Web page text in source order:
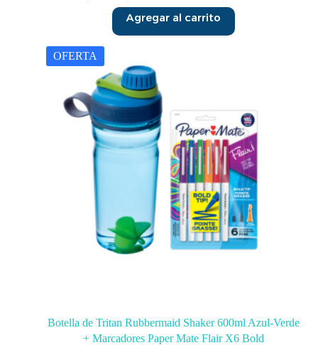
Agregar al carrito
OFERTA
Botella de Tritan Rubbermaid Shaker 600ml Azul-Verde
+ Marcadores Paper Mate Flair X6 Bold